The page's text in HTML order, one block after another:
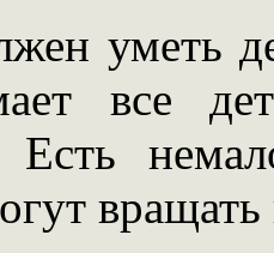
уметь
все
Есть
вращать